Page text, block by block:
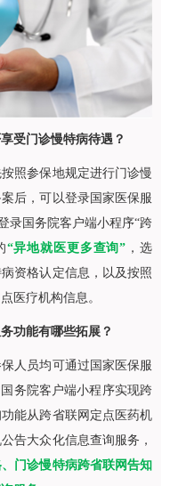
受门诊慢特病待遇？
照参保地规定进行门诊慢
后，可以登录国家医保服
录国务院客户端小程序“跨
“异地就医更多查询” ，选
资格认定信息，以及按照
医疗机构信息。
功能有哪些拓展？
人员均可通过国家医保服
务院客户端小程序实现跨
能从跨省联网定点医药机
告大众化信息查询服务，
门诊慢特病跨省联网告知